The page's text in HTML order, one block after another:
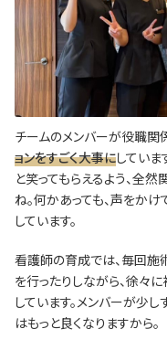
チームのメンバーが役職関
ョンをすごく大事にしていま
と笑ってもらえるよう、全
ね。何かあっても、声をか
しています。
看護師の育成では、毎回施
を行ったりしながら、徐々
しています。メンバーが少
はもっと良くなりますから。